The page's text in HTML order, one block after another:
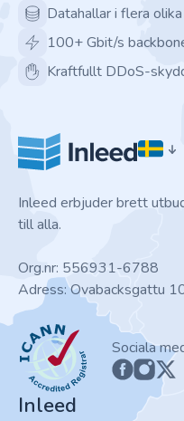
Datahallar i flera
100+ Gbit/s
Kraftfullt DDoS-
Inleed erbjuder brett
till alla.
Org.nr: 556931-6788
Adress: Ovabacksgattu
ICANN
Sociala
Inleed